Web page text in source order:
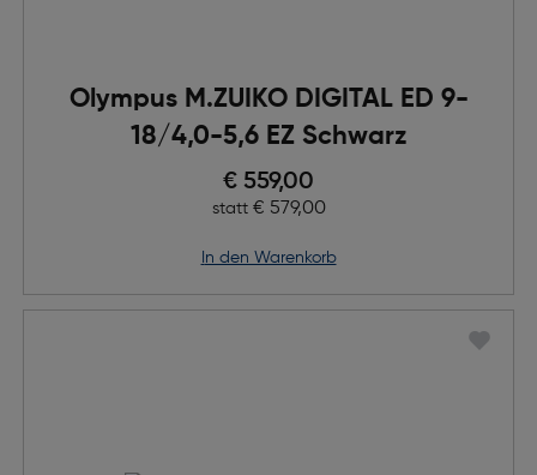
Olympus M.ZUIKO DIGITAL ED 9-
18/4,0-5,6 EZ Schwarz
Preis nach Rabatts
€ 559,00
statt Ursprünglicher Preis
€ 579,00
in den Warenkorb